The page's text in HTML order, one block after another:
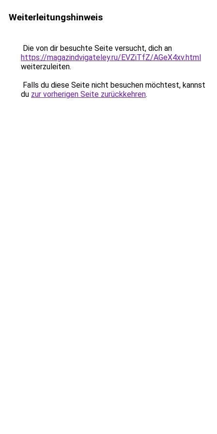
Weiterleitungshinweis
Die von dir besuchte Seite versucht, dich an
https://magazindvigateley.ru/EVZiTfZ/AGeX4xv.html
weiterzuleiten.
Falls du diese Seite nicht besuchen möchtest, kannst
du zur vorherigen Seite zurückkehren.